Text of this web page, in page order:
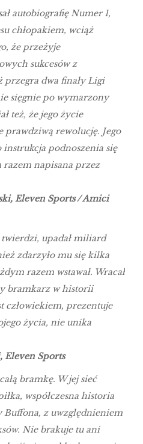
autobiografię Numer 1,
chłopakiem, wciąż
że przeżyje
sukcesów z
przegra dwa finały Ligi
sięgnie po wymarzony
też, że jego życie
prawdziwą rewolucję. Jego
instrukcja podnoszenia się
napisana przez
Eleven Sports / Amici
twierdzi, upadał miliard
zdarzyło mu się kilka
razem wstawał. Wracał
bramkarz w historii
człowiekiem, prezentuje
życia, nie unika
Eleven Sports
bramkę. W jej sieć
współczesna historia
Buffona, z uwzględnieniem
Nie brakuje tu ani